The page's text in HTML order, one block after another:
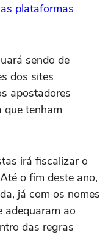
plataformas
sendo de
dos sites
apostadores
que tenham
irá fiscalizar o
o fim deste ano,
já com os nomes
adequaram ao
das regras